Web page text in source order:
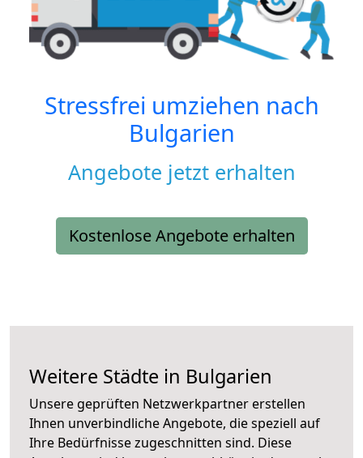
Stressfrei umziehen nach
Bulgarien
Angebote jetzt erhalten
Kostenlose Angebote erhalten
Weitere Städte in Bulgarien
Unsere geprüften Netzwerkpartner erstellen
Ihnen unverbindliche Angebote, die speziell auf
Ihre Bedürfnisse zugeschnitten sind. Diese